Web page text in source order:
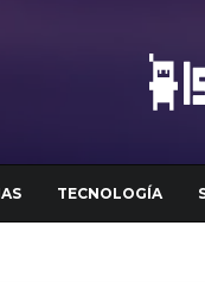
TECNOLOGÍA